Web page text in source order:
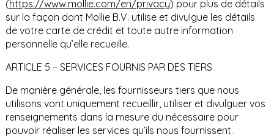
(https://www.mollie.com/en/privacy) pour plus de détails
sur la façon dont Mollie B.V. utilise et divulgue les détails
de votre carte de crédit et toute autre information
personnelle qu’elle recueille.
ARTICLE 5 – SERVICES FOURNIS PAR DES TIERS
De manière générale, les fournisseurs tiers que nous
utilisons vont uniquement recueillir, utiliser et divulguer vos
renseignements dans la mesure du nécessaire pour
pouvoir réaliser les services qu’ils nous fournissent.